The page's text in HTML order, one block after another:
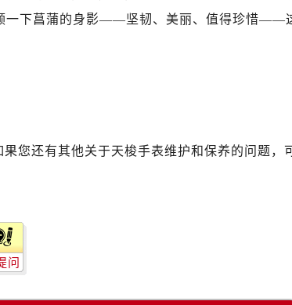
一下菖蒲的身影——坚韧、美丽、值得珍惜——
您还有其他关于天梭手表维护和保养的问题，
问